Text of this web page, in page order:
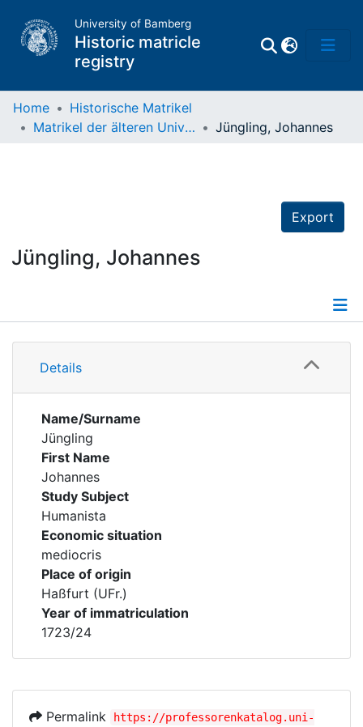
University of Bamberg
Historic matricle
registry
Home
Historische Matrikel
Matrikel der älteren Universität
Jüngling, Johannes
Export
Jüngling, Johannes
Details
Details
Name/Surname
Jüngling
First Name
Johannes
Study Subject
Humanista
Economic situation
mediocris
Place of origin
Haßfurt (UFr.)
Year of immatriculation
1723/24
Permalink
https://professorenkatalog.uni-